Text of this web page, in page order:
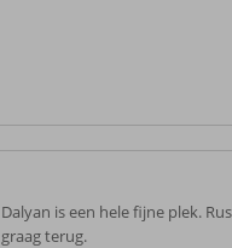
Dalyan is een hele fijne plek.
graag terug.